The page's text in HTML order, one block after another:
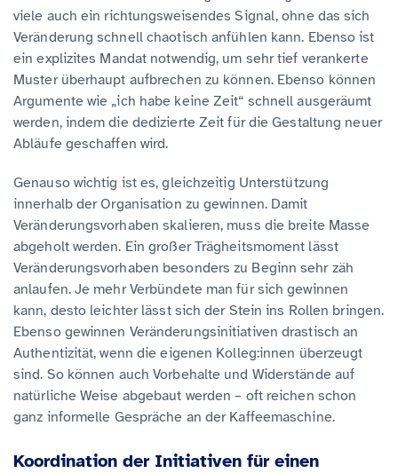
viele auch ein richtungsweisendes Signal, ohne das sich
Veränderung schnell chaotisch anfühlen kann. Ebenso ist
ein explizites Mandat notwendig, um sehr tief verankerte
Muster überhaupt aufbrechen zu können. Ebenso können
Argumente wie „ich habe keine Zeit“ schnell ausgeräumt
werden, indem die dedizierte Zeit für die Gestaltung neuer
Abläufe geschaffen wird.
Genauso wichtig ist es, gleichzeitig Unterstützung
innerhalb der Organisation zu gewinnen. Damit
Veränderungsvorhaben skalieren, muss die breite Masse
abgeholt werden. Ein großer Trägheitsmoment lässt
Veränderungsvorhaben besonders zu Beginn sehr zäh
anlaufen. Je mehr Verbündete man für sich gewinnen
kann, desto leichter lässt sich der Stein ins Rollen bringen.
Ebenso gewinnen Veränderungsinitiativen drastisch an
Authentizität, wenn die eigenen Kolleg:innen überzeugt
sind. So können auch Vorbehalte und Widerstände auf
natürliche Weise abgebaut werden – oft reichen schon
ganz informelle Gespräche an der Kaffeemaschine.
Koordination der Initiativen für einen